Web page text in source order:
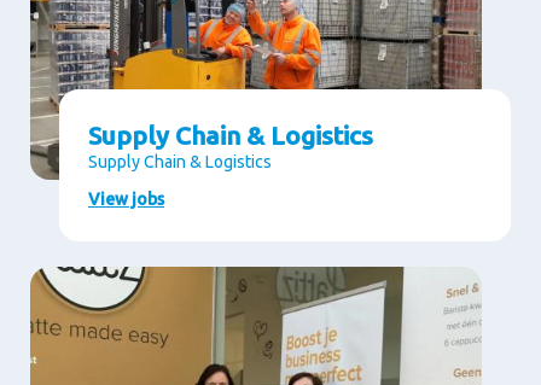
Supply Chain & Logistics
Supply Chain & Logistics
View jobs